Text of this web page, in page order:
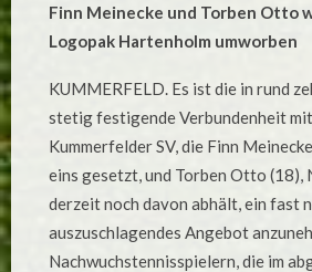
Finn Meinecke und Torben Otto
Logopak Hartenholm umworben
KUMMERFELD. Es ist die in rund
stetig festigende Verbundenheit
Kummerfelder SV, die Finn
eins gesetzt, und Torben Otto (18),
derzeit noch davon abhält, ein fast
auszuschlagendes Angebot
Nachwuchstennisspielern, die im